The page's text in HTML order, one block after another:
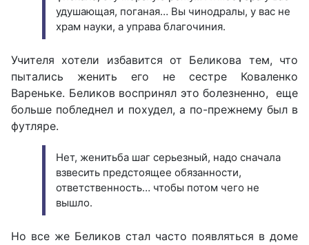
удушающая, поганая… Вы чинодралы, у вас не
храм науки, а управа благочиния.
Учителя хотели избавится от Беликова тем, что
пытались женить его не сестре Коваленко
Вареньке. Беликов воспринял это болезненно, еще
больше побледнел и похудел, а по-прежнему был в
футляре.
Нет, женитьба шаг серьезный, надо сначала
взвесить предстоящее обязанности,
ответственность… чтобы потом чего не
вышло.
Но все же Беликов стал часто появляться в доме